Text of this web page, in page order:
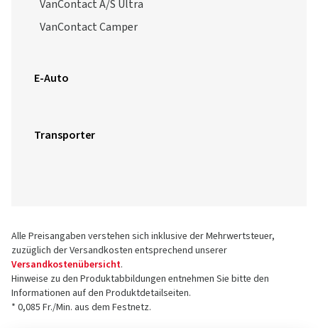
VanContact A/S Ultra
VanContact Camper
E-Auto
Transporter
Alle Preisangaben verstehen sich inklusive der Mehrwertsteuer,
zuzüglich der Versandkosten entsprechend unserer
Versandkostenübersicht.
Hinweise zu den Produktabbildungen entnehmen Sie bitte den
Informationen auf den Produktdetailseiten.
* 0,085 Fr./Min. aus dem Festnetz.